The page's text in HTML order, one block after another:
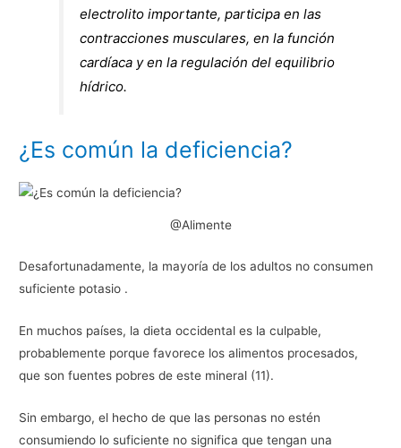
electrolito importante, participa en las
contracciones musculares, en la función
cardíaca y en la regulación del equilibrio
hídrico.
¿Es común la deficiencia?
@Alimente
Desafortunadamente, la mayoría de los adultos no consumen
suficiente potasio .
En muchos países, la dieta occidental es la culpable,
probablemente porque favorece los alimentos procesados,
que son fuentes pobres de este mineral (11).
Sin embargo, el hecho de que las personas no estén
consumiendo lo suficiente no significa que tengan una